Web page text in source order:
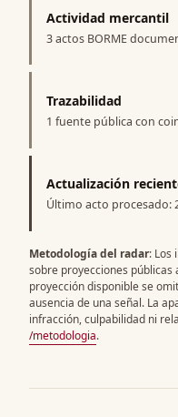
Actividad mercantil
3 actos BORME
Trazabilidad
1 fuente pública con
Actualización
Último acto procesado:
Metodología del radar: Los
sobre proyecciones públicas
proyección disponible se
ausencia de una señal. La
infracción, culpabilidad ni
/metodologia.